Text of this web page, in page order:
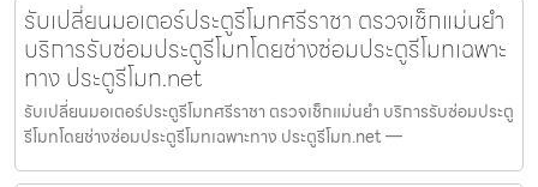
รับเปลี่ยนมอเตอร์ประตูรีโมทศรีราชา ตรวจเช็กแม่นยำ
บริการรับซ่อมประตูรีโมทโดยช่างซ่อมประตูรีโมทเฉพาะ
ทาง ประตูรีโมท.net
รับเปลี่ยนมอเตอร์ประตูรีโมทศรีราชา ตรวจเช็กแม่นยำ บริการรับซ่อมประตู
รีโมทโดยช่างซ่อมประตูรีโมทเฉพาะทาง ประตูรีโมท.net —